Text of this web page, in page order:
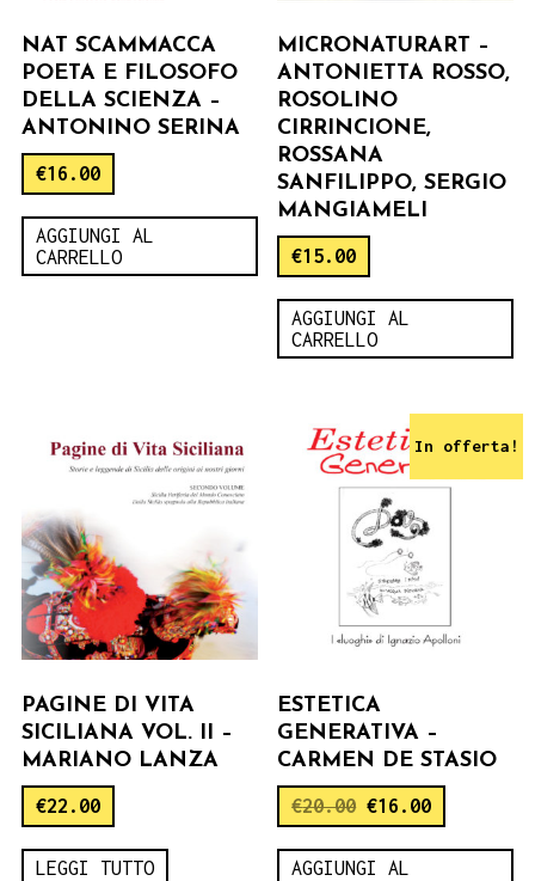
NAT SCAMMACCA
POETA E FILOSOFO
DELLA SCIENZA –
ANTONINO SERINA
€16.00
AGGIUNGI AL
CARRELLO
MICRONATURART –
ANTONIETTA ROSSO,
ROSOLINO
CIRRINCIONE,
ROSSANA
SANFILIPPO, SERGIO
MANGIAMELI
€15.00
AGGIUNGI AL
CARRELLO
PAGINE DI VITA
SICILIANA VOL. II –
MARIANO LANZA
€22.00
LEGGI TUTTO
In offerta!
ESTETICA
GENERATIVA –
CARMEN DE STASIO
€20.00 €16.00
AGGIUNGI AL